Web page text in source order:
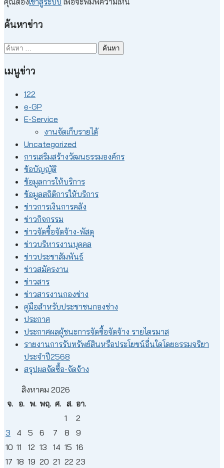
ค้นหาข่าว
ค้นหา
เมนูข่าว
122
e-GP
E-Service
งานจัดเก็บรายได้
Uncategorized
การเสริมสร้างวัฒนธรรมองค์กร
ข้อบัญญัติ
ข้อมูลการให้บริการ
ข้อมูลสถิติการให้บริการ
ข่าวการเงินการคลัง
ข่าวกิจกรรม
ข่าวจัดซื้อจัดจ้าง-พัสดุ
ข่าวบริหารงานบุคคล
ข่าวประชาสัมพันธ์
ข่าวสมัครงาน
ข่าวสาร
ข่าวสารงานกองช่าง
คู่มือสำหรับประชาชนกองช่าง
ประกาศ
ประกาศผลผู้ชนะการจัดซื้อจัดจ้าง รายไตรมาส
รายงานการรับทรัพย์สินหรือประโยชน์อื่นใดโดยธรรมจริยา
ประจำปี2568
สรุปผลจัดซื้อ-จัดจ้าง
สิงหาคม 2026
จ. อ. พ. พฤ. ศ. ส. อา.
1
2
3
4 5 6 7 8
9
10 11 12 13 14 15 16
17 18 19 20 21 22 23